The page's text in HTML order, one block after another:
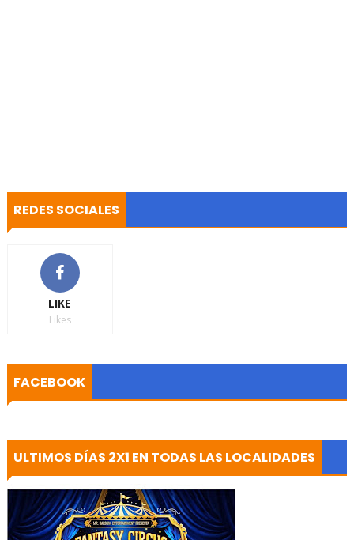
REDES SOCIALES
LIKE
Likes
FACEBOOK
ULTIMOS DÍAS 2X1 EN TODAS LAS LOCALIDADES